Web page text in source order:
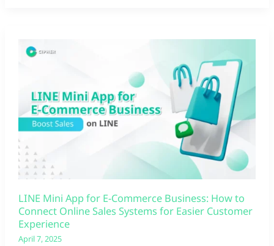
LINE Mini App for E-Commerce Business: How to
Connect Online Sales Systems for Easier Customer
Experience
April 7, 2025